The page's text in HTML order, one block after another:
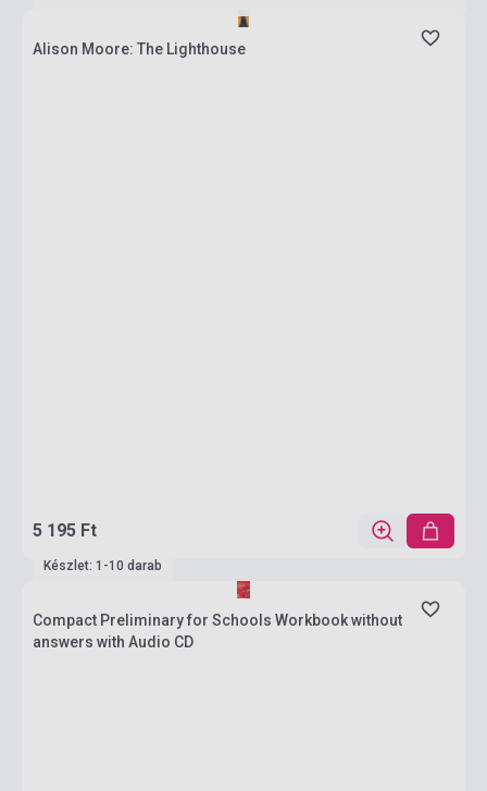
Alison Moore: The Lighthouse
5 195 Ft
Készlet: 1-10 darab
Compact Preliminary for Schools Workbook without
answers with Audio CD